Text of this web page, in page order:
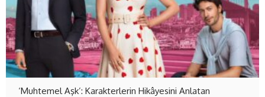
‘Muhtemel Aşk’: Karakterlerin Hikâyesini Anlatan